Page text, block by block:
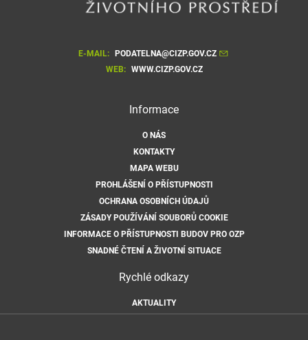
E-MAIL: PODATELNA@CIZP.GOV.CZ
WEB: WWW.CIZP.GOV.CZ
Informace
O NÁS
KONTAKTY
MAPA WEBU
PROHLÁŠENÍ O PŘÍSTUPNOSTI
OCHRANA OSOBNÍCH ÚDAJŮ
ZÁSADY POUŽÍVÁNÍ SOUBORŮ COOKIE
INFORMACE O PŘÍSTUPNOSTI BUDOV PRO OZP
SNADNÉ ČTENÍ A ŽIVOTNÍ SITUACE
Rychlé odkazy
AKTUALITY